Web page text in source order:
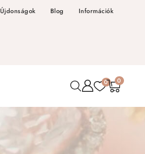
Újdonságok Blog Információk
0 0